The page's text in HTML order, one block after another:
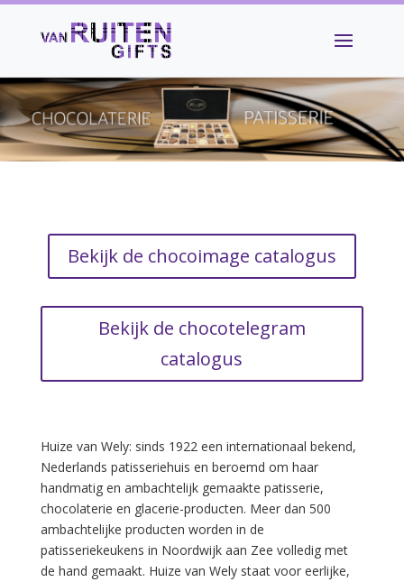
Bekijk de chocoimage catalogus
Bekijk de chocotelegram
catalogus
Huize van Wely: sinds 1922 een internationaal bekend,
Nederlands patisseriehuis en beroemd om haar
handmatig en ambachtelijk gemaakte patisserie,
chocolaterie en glacerie-producten. Meer dan 500
ambachtelijke producten worden in de
patisseriekeukens in Noordwijk aan Zee volledig met
de hand gemaakt. Huize van Wely staat voor eerlijke,